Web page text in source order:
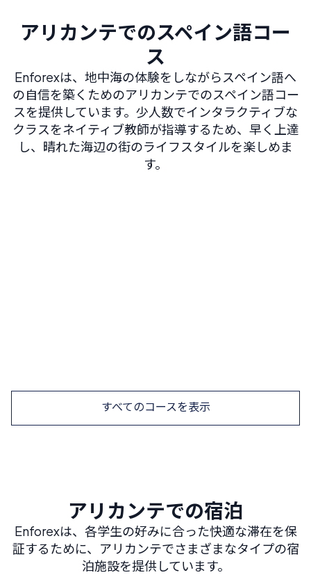
アリカンテでのスペイン語コー
ス
Enforexは、地中海の体験をしながらスペイン語へ
の自信を築くためのアリカンテでのスペイン語コー
スを提供しています。少人数でインタラクティブな
クラスをネイティブ教師が指導するため、早く上達
し、晴れた海辺の街のライフスタイルを楽しめま
す。
すべてのコースを表示
アリカンテでの宿泊
Enforexは、各学生の好みに合った快適な滞在を保
証するために、アリカンテでさまざまなタイプの宿
泊施設を提供しています。